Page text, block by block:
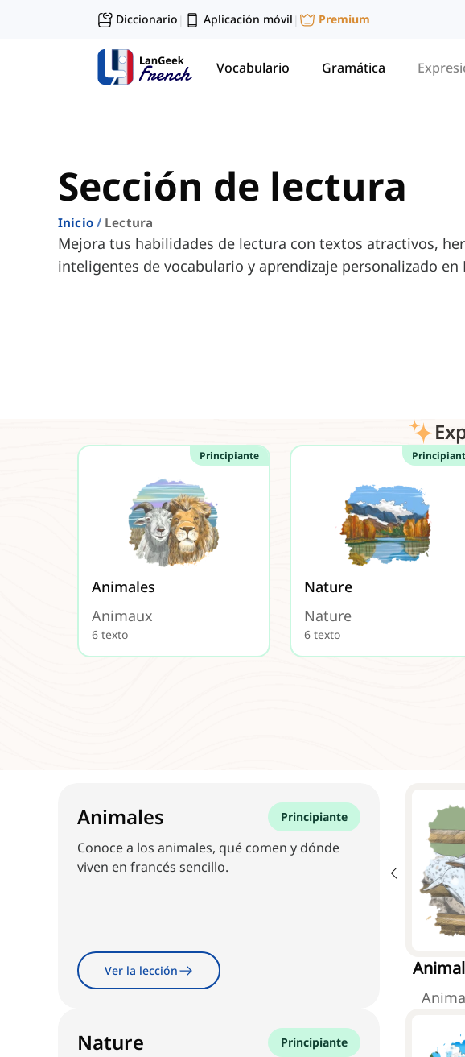
Diccionario | Aplicación móvil | Premium
Vocabulario Gramática
Sección de lectura
Inicio Lectura
Mejora tus habilidades de lectura con textos atractivos,
inteligentes de vocabulario y aprendizaje personalizado en
Principiante
Animales
Animaux
6 texto
Nature
Nature
6 texto
Animales Principiante
Conoce a los animales, qué comen y dónde
viven en francés sencillo.
Ver la lección
Nature Principiante